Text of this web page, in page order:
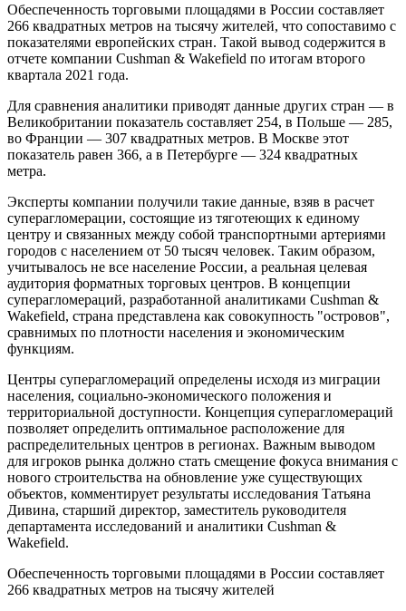
Обеспеченность торговыми площадями в России составляет
266 квадратных метров на тысячу жителей, что сопоставимо с
показателями европейских стран. Такой вывод содержится в
отчете компании Cushman & Wakefield по итогам второго
квартала 2021 года.
Для сравнения аналитики приводят данные других стран — в
Великобритании показатель составляет 254, в Польше — 285,
во Франции — 307 квадратных метров. В Москве этот
показатель равен 366, а в Петербурге — 324 квадратных
метра.
Эксперты компании получили такие данные, взяв в расчет
суперагломерации, состоящие из тяготеющих к единому
центру и связанных между собой транспортными артериями
городов с населением от 50 тысяч человек. Таким образом,
учитывалось не все население России, а реальная целевая
аудитория форматных торговых центров. В концепции
суперагломераций, разработанной аналитиками Cushman &
Wakefield, страна представлена как совокупность "островов",
сравнимых по плотности населения и экономическим
функциям.
Центры суперагломераций определены исходя из миграции
населения, социально-экономического положения и
территориальной доступности. Концепция суперагломераций
позволяет определить оптимальное расположение для
распределительных центров в регионах. Важным выводом
для игроков рынка должно стать смещение фокуса внимания с
нового строительства на обновление уже существующих
объектов, комментирует результаты исследования Татьяна
Дивина, старший директор, заместитель руководителя
департамента исследований и аналитики Cushman &
Wakefield.
Обеспеченность торговыми площадями в России составляет
266 квадратных метров на тысячу жителей